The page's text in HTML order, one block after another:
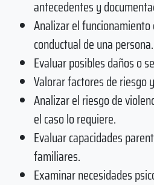
antecedentes y
Analizar el
conductual de una persona.
Evaluar posibles daños o
Valorar factores de riesgo
Analizar el riesgo de
el caso lo requiere.
Evaluar capacidades
familiares.
Examinar necesidades